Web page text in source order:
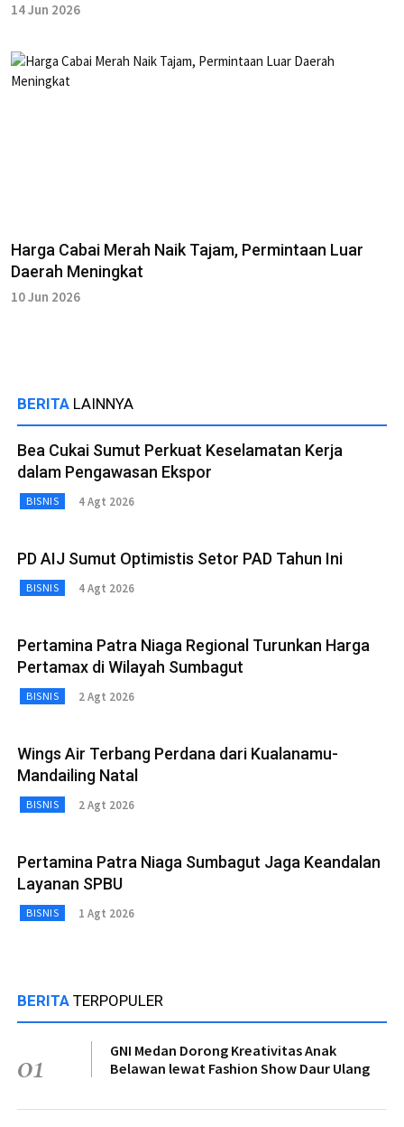
14 Jun 2026
Harga Cabai Merah Naik Tajam, Permintaan Luar
Daerah Meningkat
10 Jun 2026
BERITA LAINNYA
Bea Cukai Sumut Perkuat Keselamatan Kerja
dalam Pengawasan Ekspor
BISNIS 4 Agt 2026
PD AIJ Sumut Optimistis Setor PAD Tahun Ini
BISNIS 4 Agt 2026
Pertamina Patra Niaga Regional Turunkan Harga
Pertamax di Wilayah Sumbagut
BISNIS 2 Agt 2026
Wings Air Terbang Perdana dari Kualanamu-
Mandailing Natal
BISNIS 2 Agt 2026
Pertamina Patra Niaga Sumbagut Jaga Keandalan
Layanan SPBU
BISNIS 1 Agt 2026
BERITA TERPOPULER
01
GNI Medan Dorong Kreativitas Anak
Belawan lewat Fashion Show Daur Ulang